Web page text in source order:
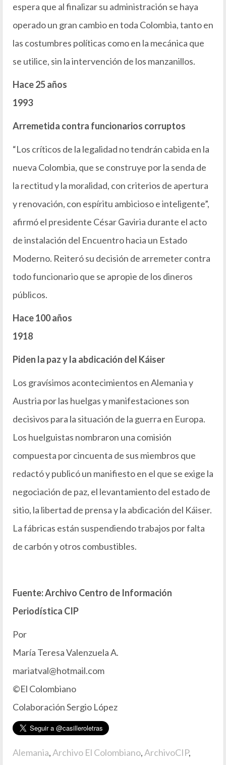
espera que al finalizar su administración se haya
operado un gran cambio en toda Colombia, tanto en
las costumbres políticas como en la mecánica que
se utilice, sin la intervención de los manzanillos.
Hace 25 años
1993
Arremetida contra funcionarios corruptos
“Los críticos de la legalidad no tendrán cabida en la
nueva Colombia, que se construye por la senda de
la rectitud y la moralidad, con criterios de apertura
y renovación, con espíritu ambicioso e inteligente”,
afirmó el presidente César Gaviria durante el acto
de instalación del Encuentro hacia un Estado
Moderno. Reiteró su decisión de arremeter contra
todo funcionario que se apropie de los dineros
públicos.
Hace 100 años
1918
Piden la paz y la abdicación del Káiser
Los gravísimos acontecimientos en Alemania y
Austria por las huelgas y manifestaciones son
decisivos para la situación de la guerra en Europa.
Los huelguistas nombraron una comisión
compuesta por cincuenta de sus miembros que
redactó y publicó un manifiesto en el que se exige la
negociación de paz, el levantamiento del estado de
sitio, la libertad de prensa y la abdicación del Káiser.
La fábricas están suspendiendo trabajos por falta
de carbón y otros combustibles.
Fuente: Archivo Centro de Información
Periodística CIP
Por
María Teresa Valenzuela A.
mariatval@hotmail.com
©El Colombiano
Colaboración Sergio López
Alemania,Archivo El Colombiano,ArchivoCIP,